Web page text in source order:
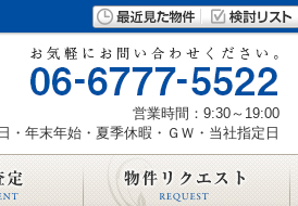
営業時間：9:30～19:00
・年末年始・夏季休暇・ＧＷ・当社指定日